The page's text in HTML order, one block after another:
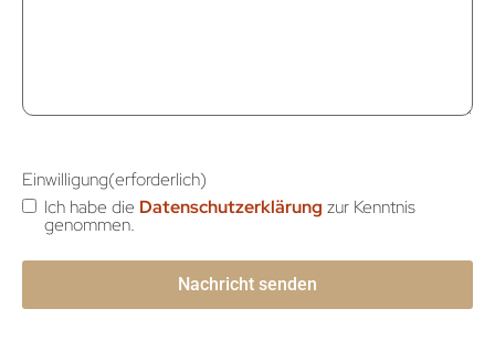
Einwilligung(erforderlich)
Ich habe die Datenschutzerklärung zur Kenntnis
genommen.